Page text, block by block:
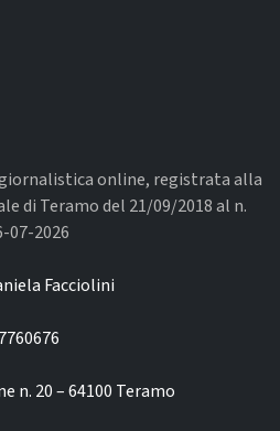
online, registrata alla
di Teramo del 21/09/2018 al n.
07-2026
Facciolini
n. 20 – 64100 Teramo